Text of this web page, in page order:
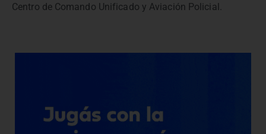
Centro de Comando Unificado y Aviación Policial.